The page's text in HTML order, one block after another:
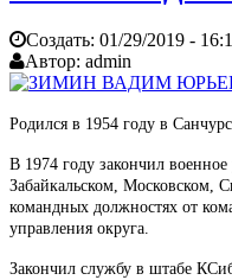
Создать: 01/29/2019 -
Автор: admin
Родился в 1954 году в
В 1974 году закончил
Забайкальском, Московском,
командных должностях от
управления округа.
Закончил службу в штабе